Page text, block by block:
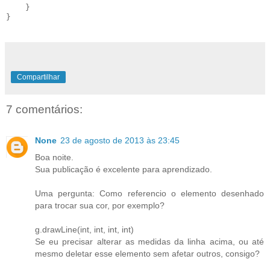
    }
}
Compartilhar
7 comentários:
None 23 de agosto de 2013 às 23:45
Boa noite.
Sua publicação é excelente para aprendizado.
Uma pergunta: Como referencio o elemento desenhado
para trocar sua cor, por exemplo?
g.drawLine(int, int, int, int)
Se eu precisar alterar as medidas da linha acima, ou até
mesmo deletar esse elemento sem afetar outros, consigo?